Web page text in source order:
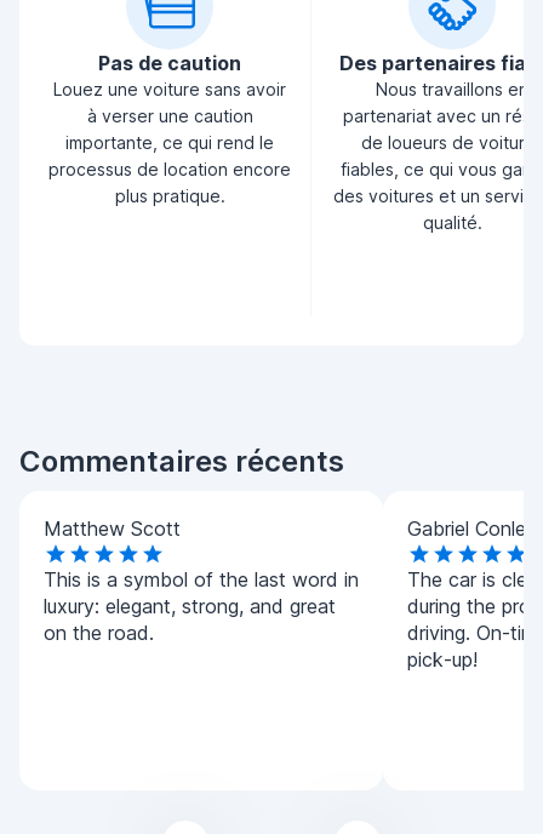
Pas de caution
Louez une voiture sans avoir
à verser une caution
importante, ce qui rend le
processus de location encore
plus pratique.
Des partenaires
Nous travaillons en
partenariat avec un
de loueurs de voitures
fiables, ce qui vous
des voitures et un
qualité.
Commentaires récents
Matthew Scott
This is a symbol of the last word in
luxury: elegant, strong, and great
on the road.
Gabriel Conley
The car is
during the
driving. On-
pick-up!